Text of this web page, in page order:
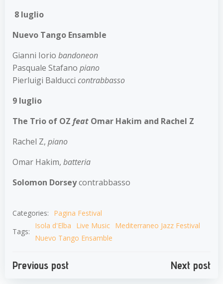
8 luglio
Nuevo Tango Ensamble
Gianni Iorio bandoneon
Pasquale Stafano piano
Pierluigi Balducci contrabbasso
9 luglio
The Trio of OZ feat Omar Hakim and Rachel Z
Rachel Z, piano
Omar Hakim, batteria
Solomon Dorseycontrabbasso
Categories:
Pagina Festival
Tags:
Isola d'Elba Live Music Mediterraneo Jazz Festival
Nuevo Tango Ensamble
Navigazione
Previous post
Navigazione
Next post